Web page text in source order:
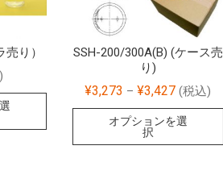
り）
SSH-200/300A(B) (ケース売
り)
¥3,273 – ¥3,427 (税込)
オプションを選
択